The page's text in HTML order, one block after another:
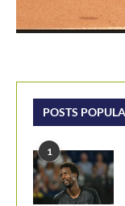
POSTS
1